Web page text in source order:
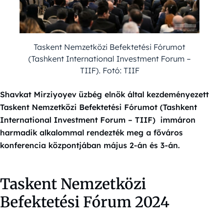
Taskent Nemzetközi Befektetési Fórumot
(Tashkent International Investment Forum –
TIIF). Fotó: TIIF
Shavkat Mirziyoyev üzbég elnök által kezdeményezett
Taskent Nemzetközi Befektetési Fórumot (Tashkent
International Investment Forum – TIIF) immáron
harmadik alkalommal rendezték meg a főváros
konferencia központjában május 2-án és 3-án.
Taskent Nemzetközi
Befektetési Fórum 2024